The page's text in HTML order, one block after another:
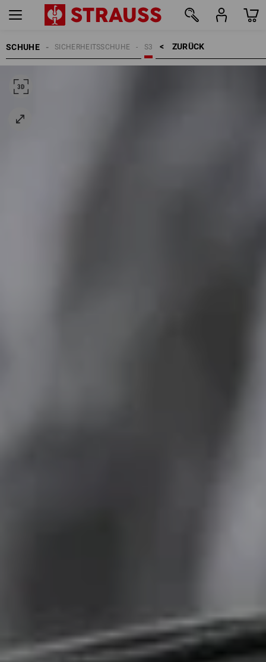
SCHUHE ZURÜCK    >
S3
SICHERHEITSSCHUHE